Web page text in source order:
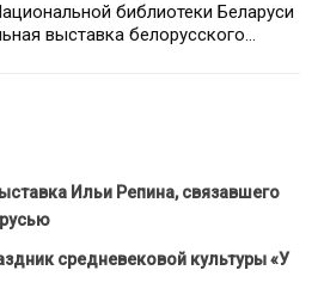
библиотеки Беларуси
выставка белорусского…
Ильи Репина, связавшего
средневековой культуры «У